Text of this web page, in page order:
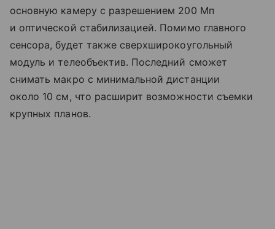
основную камеру с разрешением 200 Мп
и оптической стабилизацией. Помимо главного
сенсора, будет также сверхширокоугольный
модуль и телеобъектив. Последний сможет
снимать макро с минимальной дистанции
около 10 см, что расширит возможности съемки
крупных планов.